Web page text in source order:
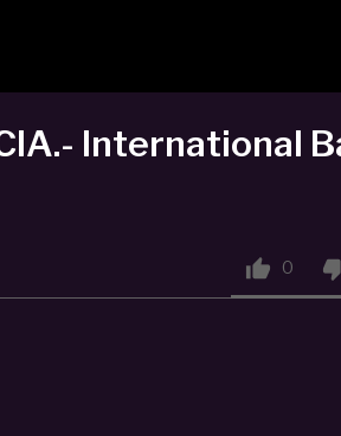
International
 0